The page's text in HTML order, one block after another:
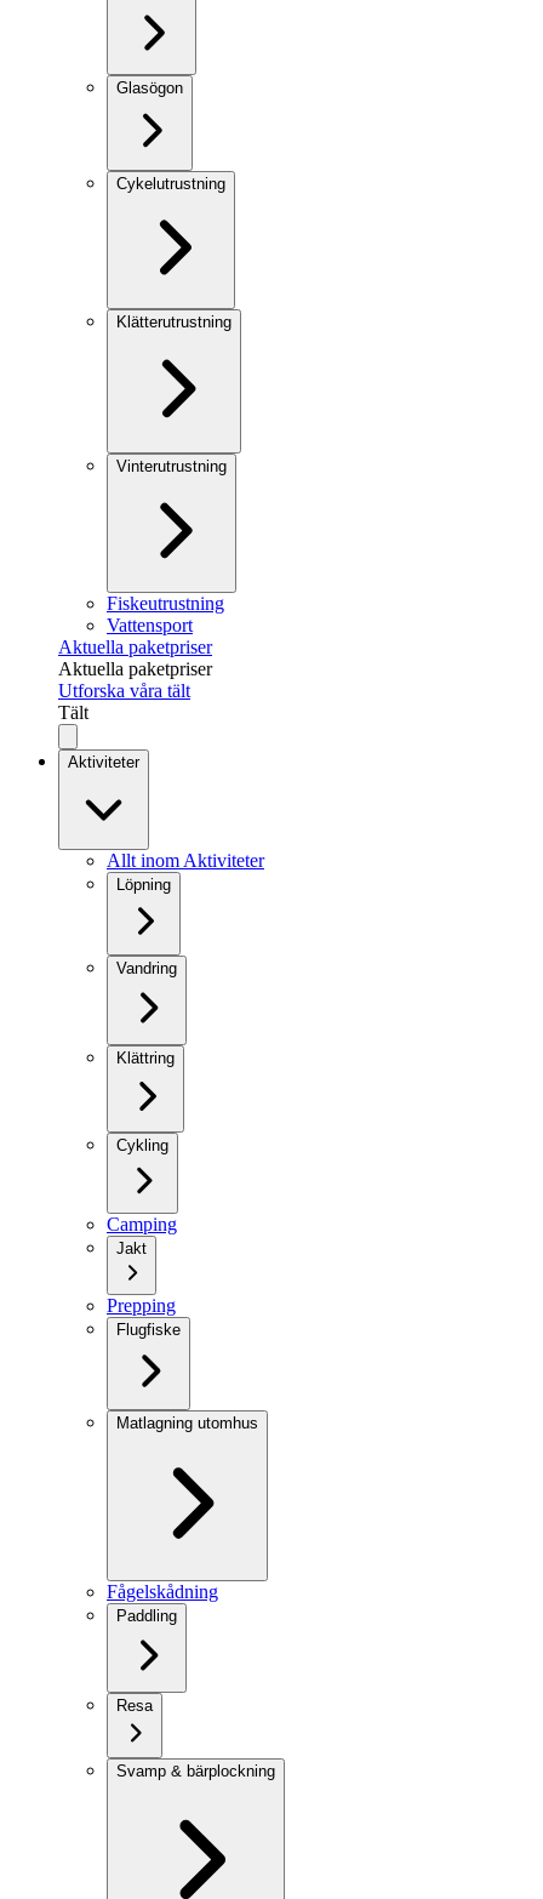
Glasögon
Cykelutrustning
Klätterutrustning
Vinterutrustning
Fiskeutrustning
Vattensport
Aktuella paketpriser
Aktuella paketpriser
Utforska våra tält
Tält
Aktiviteter
Allt inom Aktiviteter
Löpning
Vandring
Klättring
Cykling
Camping
Jakt
Prepping
Flugfiske
Matlagning utomhus
Fågelskådning
Paddling
Resa
Svamp & bärplockning